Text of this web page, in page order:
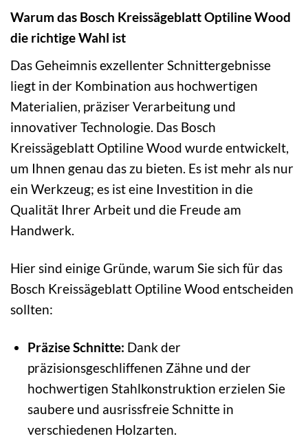
Warum das Bosch Kreissägeblatt Optiline Wood
die richtige Wahl ist
Das Geheimnis exzellenter Schnittergebnisse
liegt in der Kombination aus hochwertigen
Materialien, präziser Verarbeitung und
innovativer Technologie. Das Bosch
Kreissägeblatt Optiline Wood wurde entwickelt,
um Ihnen genau das zu bieten. Es ist mehr als nur
ein Werkzeug; es ist eine Investition in die
Qualität Ihrer Arbeit und die Freude am
Handwerk.
Hier sind einige Gründe, warum Sie sich für das
Bosch Kreissägeblatt Optiline Wood entscheiden
sollten:
Präzise Schnitte: Dank der
präzisionsgeschliffenen Zähne und der
hochwertigen Stahlkonstruktion erzielen Sie
saubere und ausrissfreie Schnitte in
verschiedenen Holzarten.